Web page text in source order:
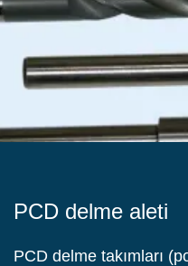
PCD delme aleti
PCD delme takımları